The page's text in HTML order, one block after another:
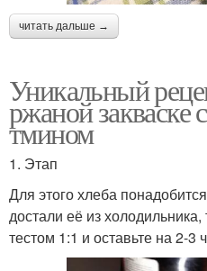
читать дальше →
Уникальный
ржаной закваске
тмином
1. Этап
Для этого хлеба
достали её из
тестом 1:1 и оставьте на 2-3